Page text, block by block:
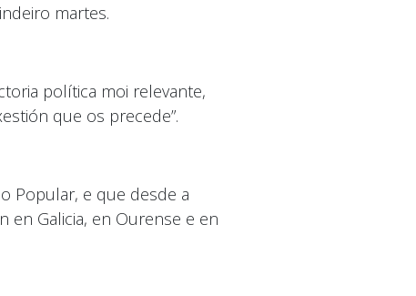
martes.
política moi relevante,
que os precede”.
Popular, e que desde a
en Galicia, en Ourense e en